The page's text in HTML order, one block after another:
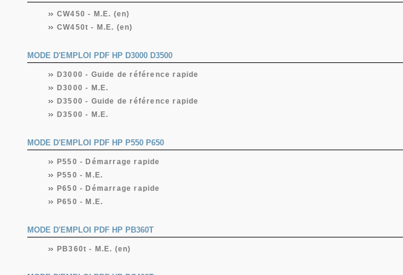
CW450 - M.E. (en)
CW450t - M.E. (en)
MODE D'EMPLOI PDF HP D3000 D3500
D3000 - Guide de référence rapide
D3000 - M.E.
D3500 - Guide de référence rapide
D3500 - M.E.
MODE D'EMPLOI PDF HP P550 P650
P550 - Démarrage rapide
P550 - M.E.
P650 - Démarrage rapide
P650 - M.E.
MODE D'EMPLOI PDF HP PB360T
PB360t - M.E. (en)